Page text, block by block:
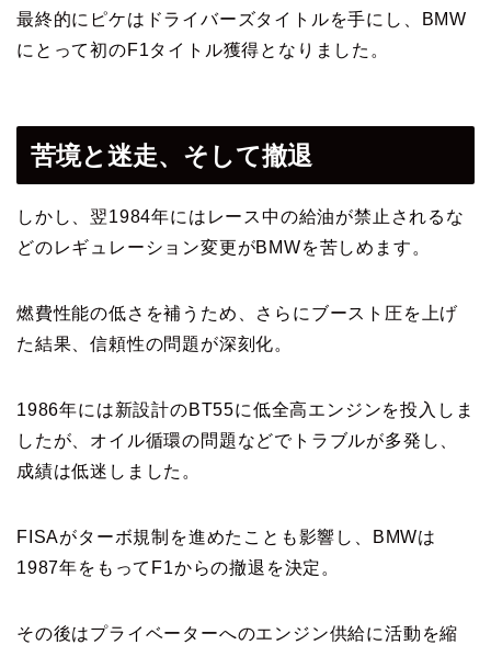
最終的にピケはドライバーズタイトルを手にし、BMW
にとって初のF1タイトル獲得となりました。
苦境と迷走、そして撤退
しかし、翌1984年にはレース中の給油が禁止されるな
どのレギュレーション変更がBMWを苦しめます。
燃費性能の低さを補うため、さらにブースト圧を上げ
た結果、信頼性の問題が深刻化。
1986年には新設計のBT55に低全高エンジンを投入しま
したが、オイル循環の問題などでトラブルが多発し、
成績は低迷しました。
FISAがターボ規制を進めたことも影響し、BMWは
1987年をもってF1からの撤退を決定。
その後はプライベーターへのエンジン供給に活動を縮